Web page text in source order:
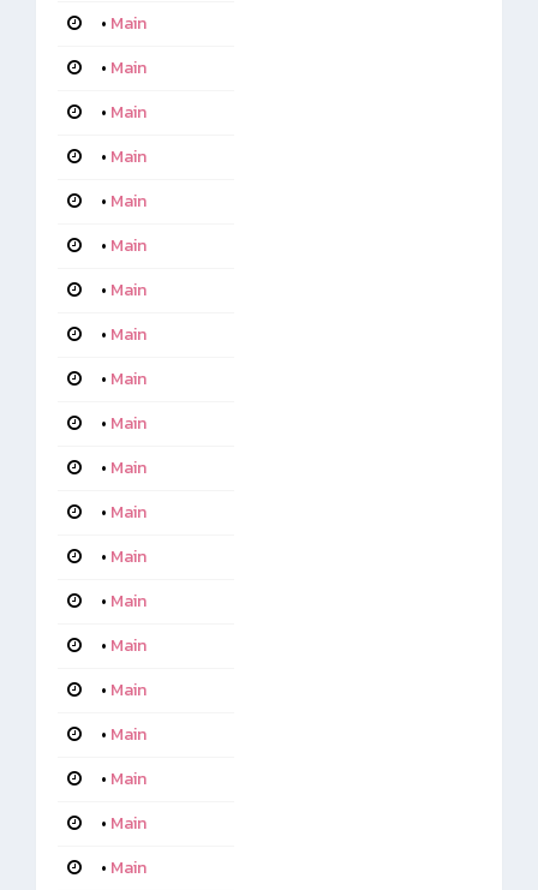
• Main
• Main
• Main
• Main
• Main
• Main
• Main
• Main
• Main
• Main
• Main
• Main
• Main
• Main
• Main
• Main
• Main
• Main
• Main
• Main